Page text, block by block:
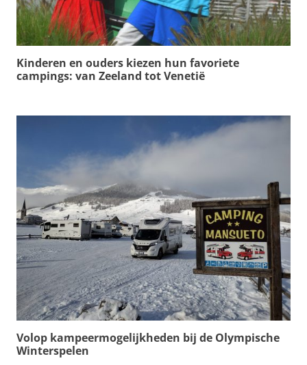
Kinderen en ouders kiezen hun favoriete
campings: van Zeeland tot Venetië
Volop kampeermogelijkheden bij de Olympische
Winterspelen